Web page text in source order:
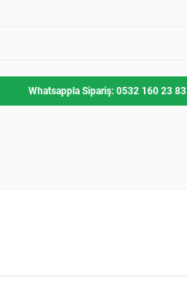
Whatsappla Sipariş: 0532 160 23 83